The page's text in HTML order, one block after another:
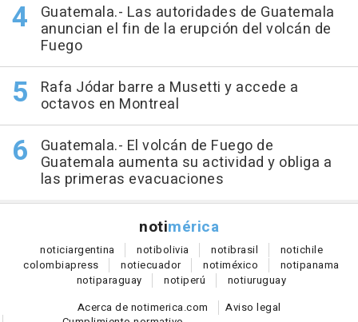
Guatemala.- Las autoridades de Guatemala
anuncian el fin de la erupción del volcán de
Fuego
Rafa Jódar barre a Musetti y accede a
octavos en Montreal
Guatemala.- El volcán de Fuego de
Guatemala aumenta su actividad y obliga a
las primeras evacuaciones
notimérica
noticiargentina notibolivia notibrasil notichile
colombiapress notiecuador notiméxico notipanama
notiparaguay notiperú notiuruguay
Acerca de notimerica.com
Aviso legal